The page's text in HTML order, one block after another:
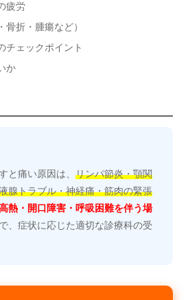
疲労
骨折・腫瘍など）
チェックポイント
か
と痛い原因は、 リンパ節炎・顎関
腺トラブル・神経痛・筋肉の緊張
熱・開口障害・呼吸困難を伴う場
で、症状に応じた適切な診療科の受